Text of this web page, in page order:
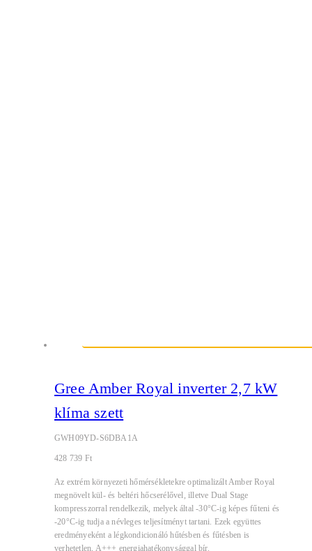
Gree Amber Royal inverter 2,7 kW
klíma szett
GWH09YD-S6DBA1A
428 739 Ft
Az extrém környezeti hőmérsékletekre optimalizált Amber Royal
megnövelt kül- és beltéri hőcserélővel, illetve Dual Stage
kompresszorral rendelkezik, melyek által -30°C-ig képes fűteni és
-20°C-ig tudja a névleges teljesítményt tartani. Ezek együttes
eredményeként a légkondicionáló hűtésben és fűtésben is
verhetetlen, A+++ energiahatékonysággal bír.